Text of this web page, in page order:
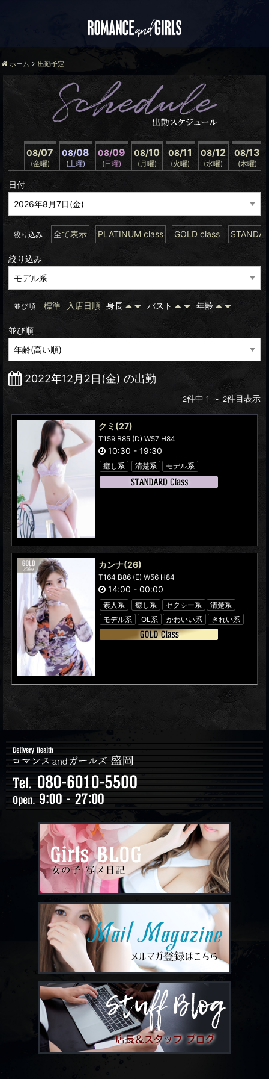
ホーム 出勤予定
08/07
(金曜)
08/08
(土曜)
08/09
(日曜)
08/10
(月曜)
08/11
(火曜)
08/12
(水曜)
08/13
(木曜)
日付
絞り込み 全て表示 PLATINUM class GOLD class
絞り込み
並び順 標準 入店日順 身長 バスト 年齢
並び順
2022年12月2日(金) の出勤
2件中 1 ～ 2件目表示
クミ (27)
T159 B85 (D) W57 H84
10:30 - 19:30
癒し系 清楚系 モデル系
カンナ(26)
T164 B86 (E) W56 H84
14:00 - 00:00
素人系 癒し系 セクシー系
清楚系
モデル系
OL系 かわいい系 きれい系